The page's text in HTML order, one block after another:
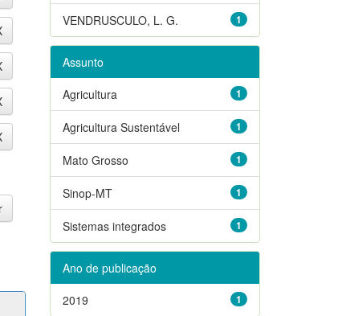
1
VENDRUSCULO, L. G.
Assunto
1
Agricultura
1
Agricultura Sustentável
1
Mato Grosso
1
Sinop-MT
1
Sistemas integrados
Ano de publicação
1
2019